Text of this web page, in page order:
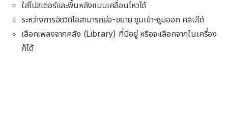
ใส่โปสเตอร์และพื้นหลังแบบเคลื่อนไหวได้
ระหว่างการอัดวิดีโอสามารถย่อ-ขยาย ซูมเข้า-ซูมออก คลิปได้
เลือกเพลงจากคลัง (Library) ที่มีอยู่ หรือจะเลือกจากในเครื่อง
ก็ได้